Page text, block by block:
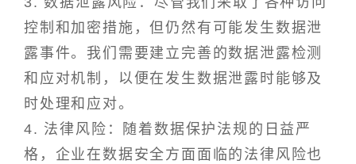
控制和加密措施，但仍然有可能发生数据泄
露事件。我们需要建立完善的数据泄露检测
和应对机制，以便在发生数据泄露时能够及
时处理和应对。
4. 法律风险：随着数据保护法规的日益严
格，企业在数据安全方面面临的法律风险也